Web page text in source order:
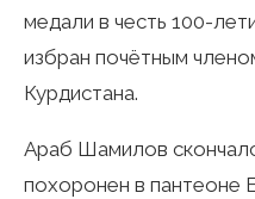
медали в честь 100-
избран почётным
Курдистана.
Араб Шамилов
похоронен в пантеоне